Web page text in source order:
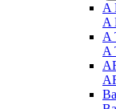
A
A
A
A